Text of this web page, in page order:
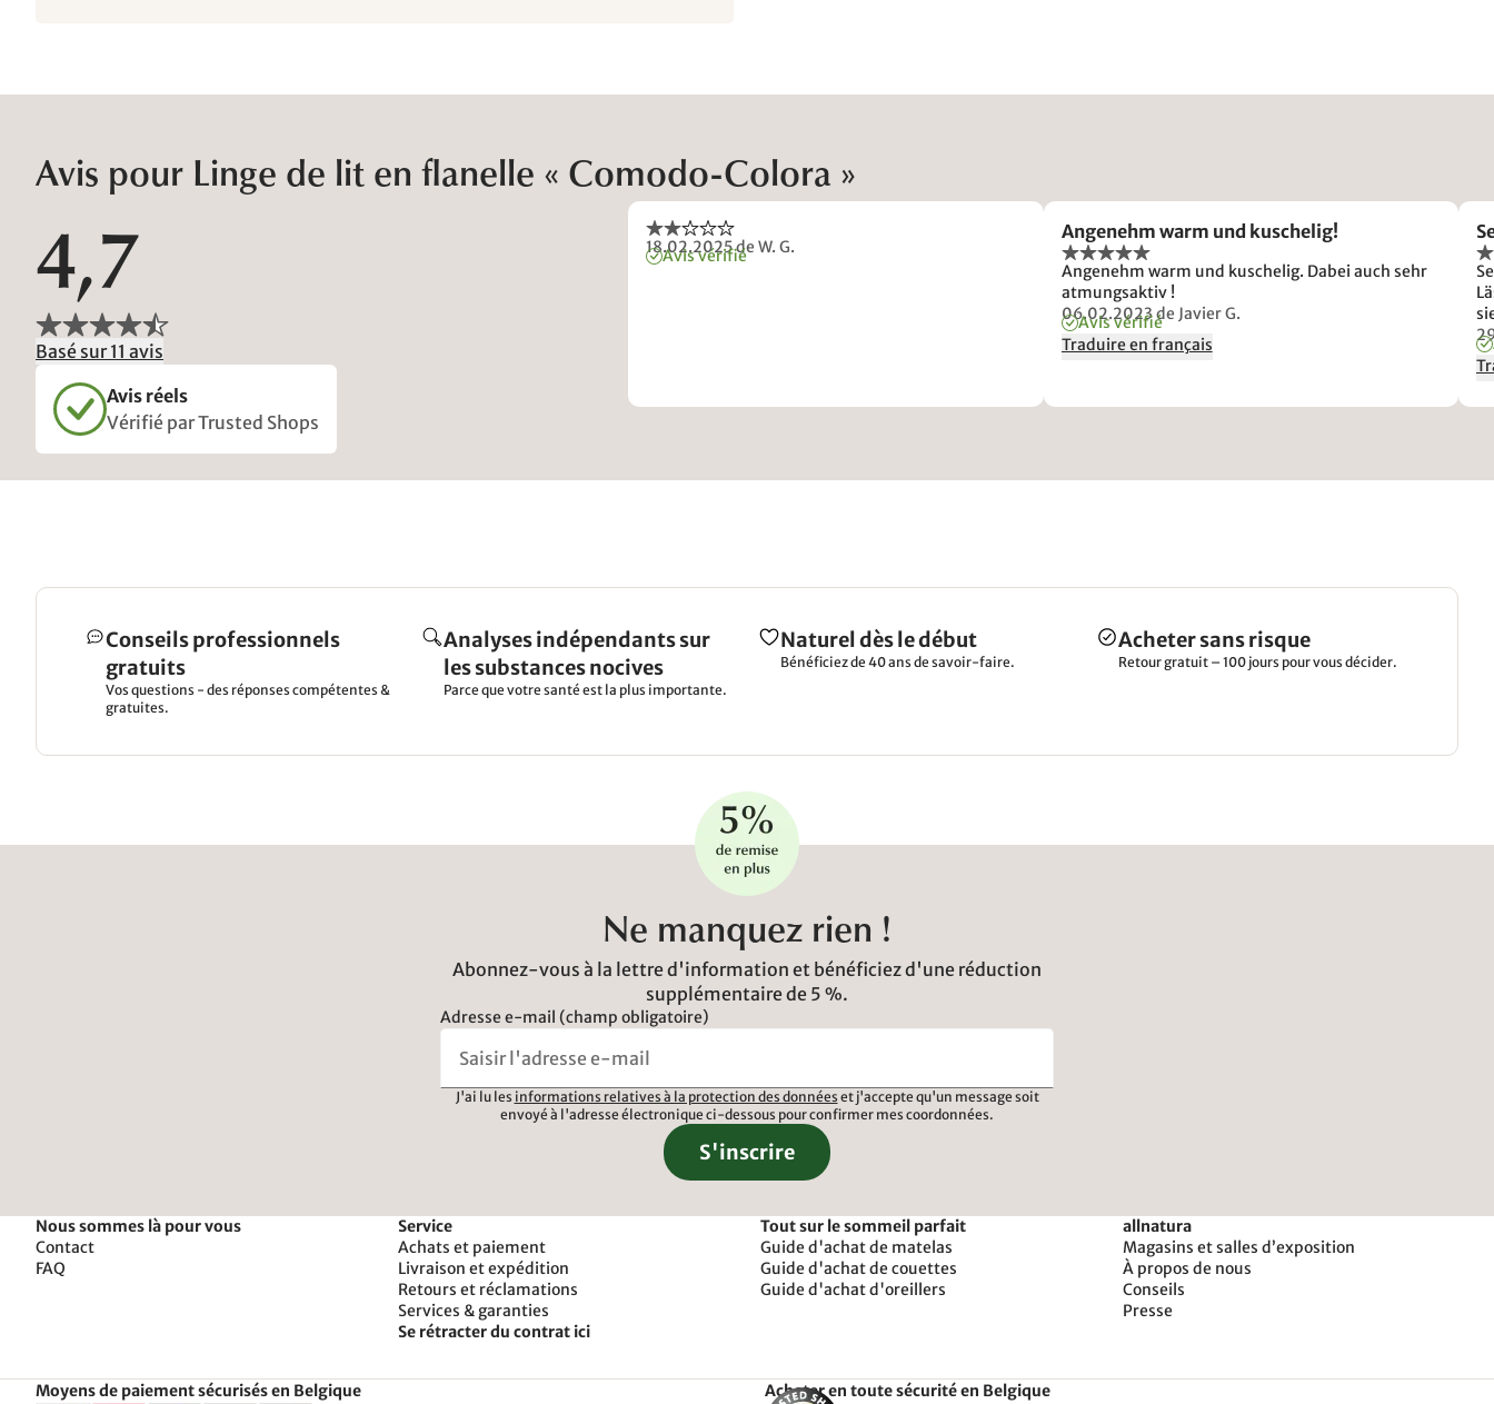
Avis pour Linge de lit en flanelle « Comodo-Colora »
4,7
Basé sur 11 avis
Avis réels
Vérifié par Trusted Shops
18.02.2025de W. G.
Avis vérifié
Angenehm warm und kuschelig!
Angenehm warm und kuschelig. Dabei auch sehr
atmungsaktiv !
06.02.2023de Javier G.
Avis vérifié
Traduire en français
Conseils professionnels
gratuits
Vos questions - des réponses compétentes &
gratuites.
Analyses indépendants sur
les substances nocives
Parce que votre santé est la plus importante.
Naturel dès le début
Bénéficiez de 40 ans de savoir-faire.
Acheter sans risque
Retour gratuit – 100 jours pour vous décider.
Ne manquez rien !
Abonnez-vous à la lettre d'information et bénéficiez d'une réduction
supplémentaire de 5 %.
Adresse e-mail (champ obligatoire)
J'ai lu les informations relatives à la protection des données et j'accepte qu'un message soit
envoyé à l'adresse électronique ci-dessous pour confirmer mes coordonnées.
S'inscrire
Nous sommes là pour vous
Contact
FAQ
Service
Achats et paiement
Livraison et expédition
Retours et réclamations
Services & garanties
Se rétracter du contrat ici
Tout sur le sommeil parfait
Guide d'achat de matelas
Guide d'achat de couettes
Guide d'achat d'oreillers
allnatura
Magasins et salles d’exposition
À propos de nous
Conseils
Presse
Moyens de paiement sécurisés en Belgique Acheter en toute sécurité en Belgique